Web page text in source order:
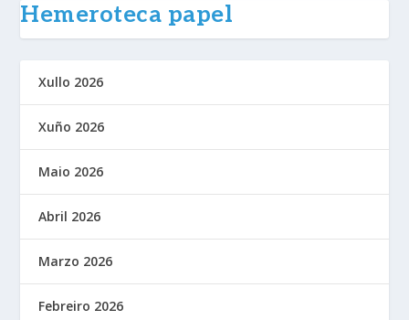
Hemeroteca papel
Xullo 2026
Xuño 2026
Maio 2026
Abril 2026
Marzo 2026
Febreiro 2026